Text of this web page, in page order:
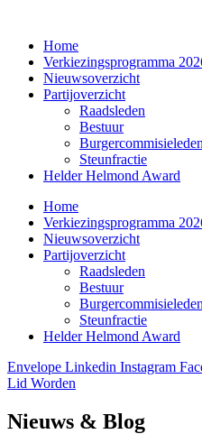
Home
Verkiezingsprogramma
Nieuwsoverzicht
Partijoverzicht
Raadsleden
Bestuur
Burgercommisieleden
Steunfractie
Helder Helmond Award
Home
Verkiezingsprogramma
Nieuwsoverzicht
Partijoverzicht
Raadsleden
Bestuur
Burgercommisieleden
Steunfractie
Helder Helmond Award
Envelope Linkedin Instagram
Lid Worden
Nieuws & Blog